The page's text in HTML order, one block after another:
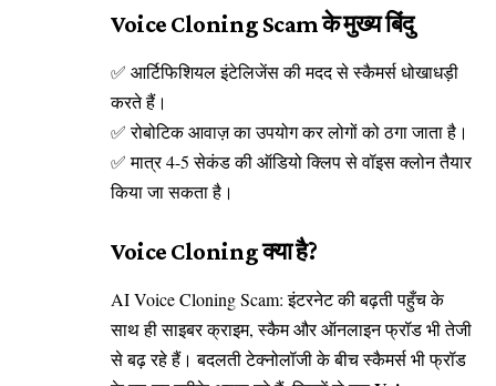
Voice Cloning Scam के मुख्य बिंदु
✅ आर्टिफिशियल इंटेलिजेंस की मदद से स्कैमर्स धोखाधड़ी
करते हैं।
✅ रोबोटिक आवाज़ का उपयोग कर लोगों को ठगा जाता है।
✅ मात्र 4-5 सेकंड की ऑडियो क्लिप से वॉइस क्लोन तैयार
किया जा सकता है।
Voice Cloning क्या है?
AI Voice Cloning Scam: इंटरनेट की बढ़ती पहुँच के
साथ ही साइबर क्राइम, स्कैम और ऑनलाइन फ्रॉड भी तेजी
से बढ़ रहे हैं। बदलती टेक्नोलॉजी के बीच स्कैमर्स भी फ्रॉड